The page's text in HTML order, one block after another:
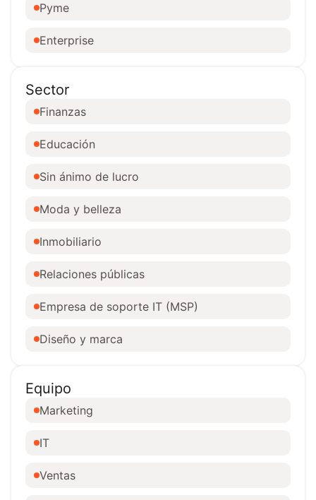
Pyme
Enterprise
Sector
Finanzas
Educación
Sin ánimo de lucro
Moda y belleza
Inmobiliario
Relaciones públicas
Empresa de soporte IT (MSP)
Diseño y marca
Equipo
Marketing
IT
Ventas